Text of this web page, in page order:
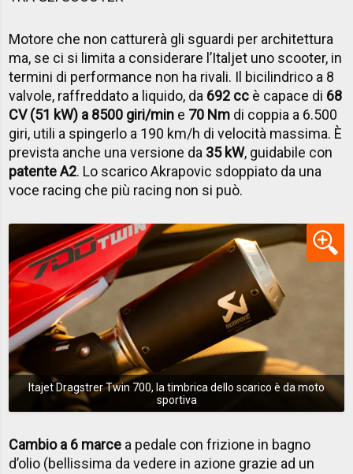
Motore che non catturerà gli sguardi per architettura
ma, se ci si limita a considerare l’Italjet uno scooter, in
termini di performance non ha rivali. Il bicilindrico a 8
valvole, raffreddato a liquido, da 692 cc è capace di 68
CV (51 kW) a 8500 giri/min e 70 Nm di coppia a 6.500
giri, utili a spingerlo a 190 km/h di velocità massima. È
prevista anche una versione da 35 kW, guidabile con
patente A2. Lo scarico Akrapovic sdoppiato da una
voce racing che più racing non si può.
Itajet Dragstrer Twin 700, la timbrica dello scarico è da moto
sportiva
Cambio a 6 marce a pedale con frizione in bagno
d’olio (bellissima da vedere in azione grazie ad un